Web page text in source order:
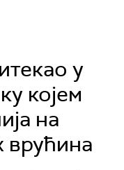
у
којем
на
врућина